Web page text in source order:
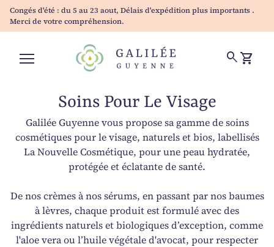
Skip to content
Congés d'été : du 5 au 23 aout, Délais d'expédition plus importants .
Merci de votre compréhension.
Navigation mobile
Accueil
search Voir
shopping_cart
Soins Pour Le Visage
Galilée Guyenne vous propose sa gamme de soins
cosmétiques pour le visage, naturels et bios, labellisés
La Nouvelle Cosmétique, pour une peau hydratée,
protégée et éclatante de santé.
De nos crèmes à nos sérums, en passant par nos baumes
à lèvres, chaque produit est formulé avec des
ingrédients naturels et biologiques d’exception, comme
l'aloe vera ou l’huile végétale d'avocat, pour respecter